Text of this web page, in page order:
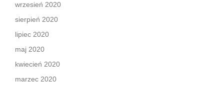
wrzesień 2020
sierpień 2020
lipiec 2020
maj 2020
kwiecień 2020
marzec 2020